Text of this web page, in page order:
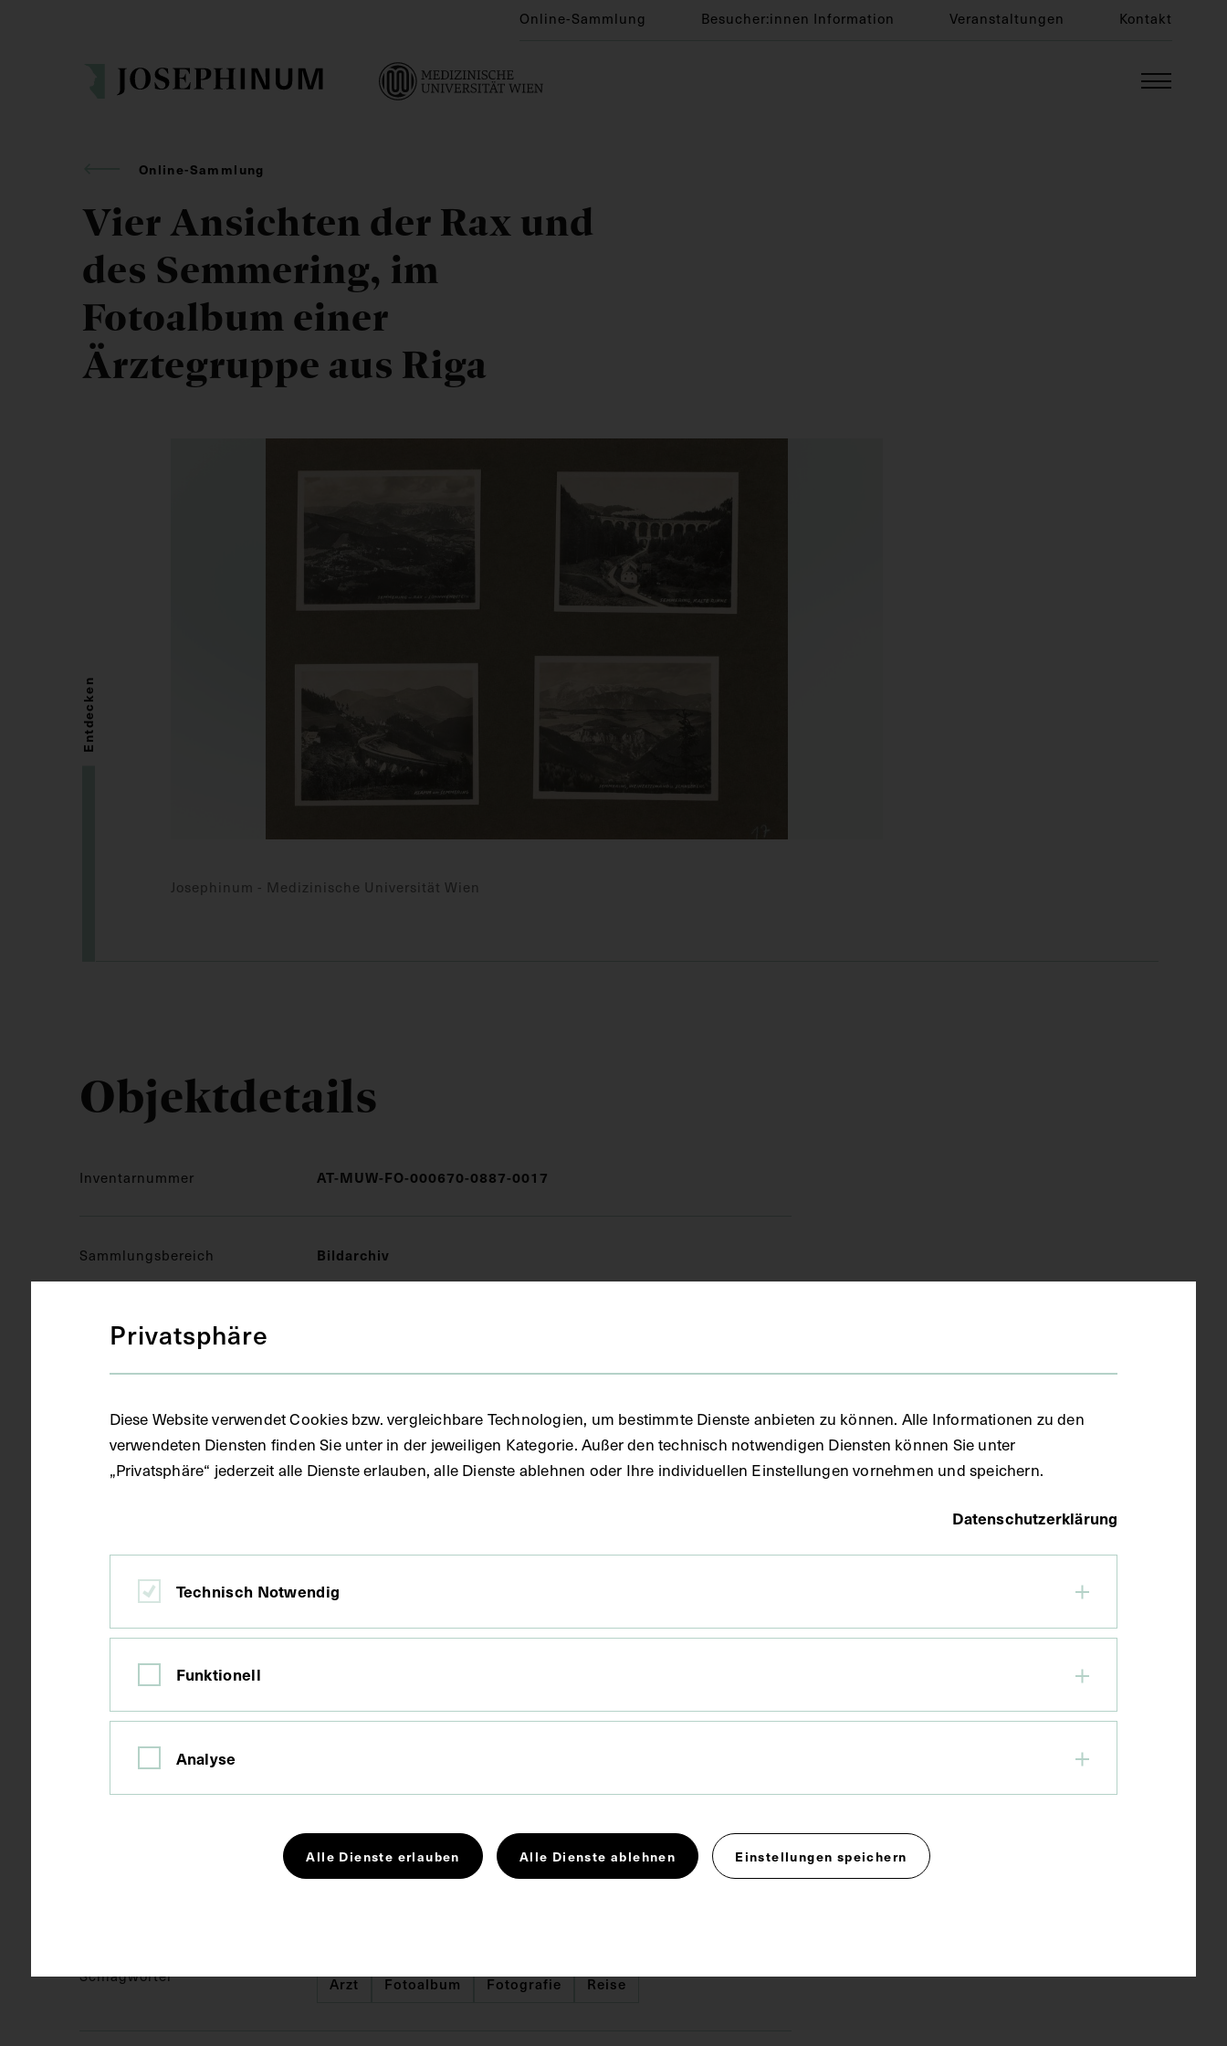
Online-Sammlung Besucher:innen Information Veranstaltungen Kontakt
Online-Sammlung
Vier Ansichten der Rax und
des Semmering, im
Fotoalbum einer
Ärztegruppe aus Riga
Josephinum - Medizinische Universität Wien
Entdecken
Objektdetails
Inventarnummer AT-MUW-FO-000670-0887-0017
Sammlungsbereich Bildarchiv
Medizinisches Fachgebiet
Objektart Fotografie (FO)
Material Leder, Papier
Technik Fotografie
Maße
Seitenblatt 21,6 x 31 cm
Schlagwörter Arzt Fotoalbum Fotografie Reise
Privatsphäre
Diese Website verwendet Cookies bzw. vergleichbare Technologien, um bestimmte Dienste anbieten zu können. Alle Informationen zu den
verwendeten Diensten finden Sie unter in der jeweiligen Kategorie. Außer den technisch notwendigen Diensten können Sie unter
„Privatsphäre“ jederzeit alle Dienste erlauben, alle Dienste ablehnen oder Ihre individuellen Einstellungen vornehmen und speichern.
Datenschutzerklärung
Technisch Notwendig
Funktionell
Analyse
Alle Dienste erlauben Alle Dienste ablehnen Einstellungen speichern